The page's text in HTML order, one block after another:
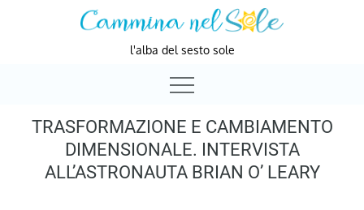
l'alba del sesto sole
TRASFORMAZIONE E CAMBIAMENTO
DIMENSIONALE. INTERVISTA
ALL’ASTRONAUTA BRIAN O’ LEARY